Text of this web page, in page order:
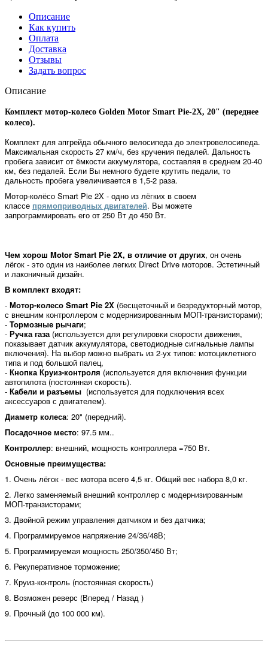
Описание
Как купить
Оплата
Доставка
Отзывы
Задать вопрос
Описание
Комплект мотор-колесо Golden Motor Smart Pie-2X, 20" (переднее
колесо).
Комплект для апгрейда обычного велосипеда до электровелосипеда.
Максимальная скорость 27 км/ч, без кручения педалей. Дальность
пробега зависит от ёмкости аккумулятора, составляя в среднем 20-40
км, без педалей. Если Вы немного будете крутить педали, то
дальность пробега увеличивается в 1,5-2 раза.
Мотор-колёсо Smart Pie 2X - одно из лёгких в своем
классе прямоприводных двигателей. Вы можете
запрограммировать его от 250 Вт до 450 Вт.
Чем хорош Motor Smart Pie 2X, в отличие от других, он очень
лёгок - это один из наиболее легких Direct Drive моторов. Эстетичный
и лаконичный дизайн.
В комплект входят:
- Мотор-колесо Smart Pie 2X (бесщеточный и безредукторный мотор,
с внешним контроллером с модернизированным МОП-транзисторами);
- Тормозные рычаги;
- Ручка газа(используется для регулировки скорости движения,
показывает датчик аккумулятора, светодиодные сигнальные лампы
включения). На выбор можно выбрать из 2-ух типов: мотоциклетного
типа и под большой палец,
- Кнопка Круиз-контроля (используется для включения функции
автопилота (постоянная скорость).
- Кабели и разъемы (используется для подключения всех
аксессуаров с двигателем).
Диаметр колеса: 20" (передний).
Посадочное место: 97.5 мм..
Контроллер: внешний, мощность контроллера =750 Вт.
Основные преимущества:
1. Очень лёгок - вес мотора всего 4,5 кг. Общий вес набора 8,0 кг.
2. Легко заменяемый внешний контроллер с модернизированным
МОП-транзисторами;
3. Двойной режим управления датчиком и без датчика;
4. Программируемое напряжение 24/36/48В;
5. Программируемая мощность 250/350/450 Вт;
6. Рекуперативное торможение;
7. Круиз-контроль (постоянная скорость)
8. Возможен реверс (Вперед / Назад )
9. Прочный (до 100 000 км).